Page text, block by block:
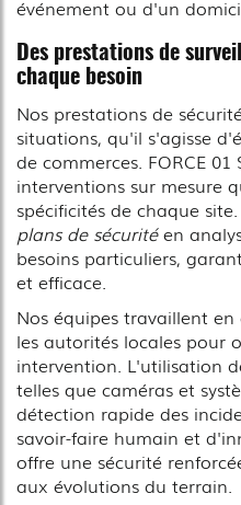
événement ou d'un
Des prestations de
chaque besoin
Nos prestations de
situations, qu'il s'agisse
de commerces. FORCE 01
interventions sur mesure
spécificités de chaque
plans de sécuritéen
besoins particuliers,
et efficace.
Nos équipes travaillent
les autorités locales pour
intervention. L'utilisation
telles que caméras et
détection rapide des
savoir-faire humain et
offre une sécurité
aux évolutions du terrain.